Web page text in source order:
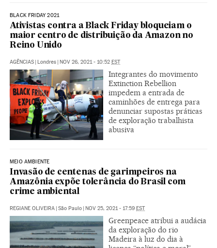
BLACK FRIDAY 2021
Ativistas contra a Black Friday bloqueiam o
maior centro de distribuição da Amazon no
Reino Unido
AGÊNCIAS Londres NOV 26, 2021 - 10:52 EST
Integrantes do movimento
Extinction Rebellion
impedem a entrada de
caminhões de entrega para
denunciar supostas práticas
de exploração trabalhista
abusiva
MEIO AMBIENTE
Invasão de centenas de garimpeiros na
Amazônia expõe tolerância do Brasil com
crime ambiental
REGIANE OLIVEIRA | São Paulo | NOV 25, 2021 - 17:59 EST
Greenpeace atribui a audácia
da exploração do rio
Madeira à luz do dia à